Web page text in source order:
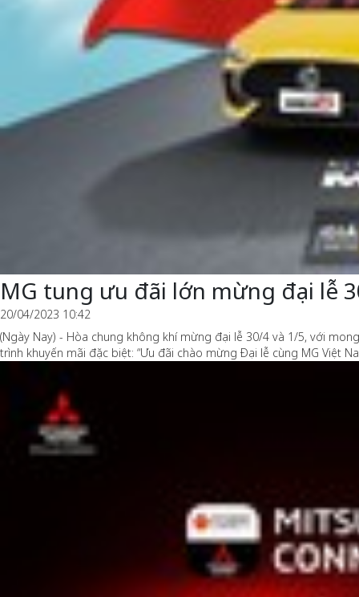
MG tung ưu đãi lớn mừng đại lễ
20/04/2023 10:42
(Ngày Nay) - Hòa chung không khí mừng đại lễ 30/4 và 1/5, với
trình khuyến mãi đặc biệt: “Ưu đãi chào mừng Đại lễ cùng MG Việt